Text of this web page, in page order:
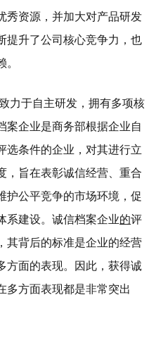
秀资源，并加大对产品研发
提升了公司核心竞争力，也
力于自主研发，拥有多项核
案企业是商务部根据企业自
选条件的企业，对其进行立
，旨在表彰诚信经营、重合
护公平竞争的市场环境，促
系建设。诚信档案企业的评
其背后的标准是企业的经营
方面的表现。因此，获得诚
多方面表现都是非常突出